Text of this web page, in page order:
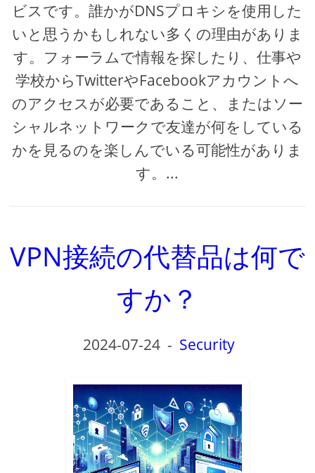
ビスです。誰かがDNSプロキシを使用した
いと思うかもしれない多くの理由がありま
す。フォーラムで情報を探したり、仕事や
学校からTwitterやFacebookアカウントへ
のアクセスが必要であること、またはソー
シャルネットワークで友達が何をしている
かを見るのを楽しんでいる可能性がありま
す。...
VPN接続の代替品は何で
すか？
2024-07-24 - Security